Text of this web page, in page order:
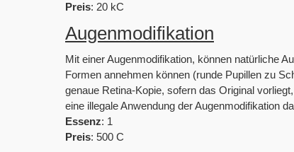
Preis: 20 kC
Augenmodifikation
Mit einer Augenmodifikation, können natürliche
Formen annehmen können (runde Pupillen zu
genaue Retina-Kopie, sofern das Original
eine illegale Anwendung der Augenmodifikation
Essenz: 1
Preis: 500 C